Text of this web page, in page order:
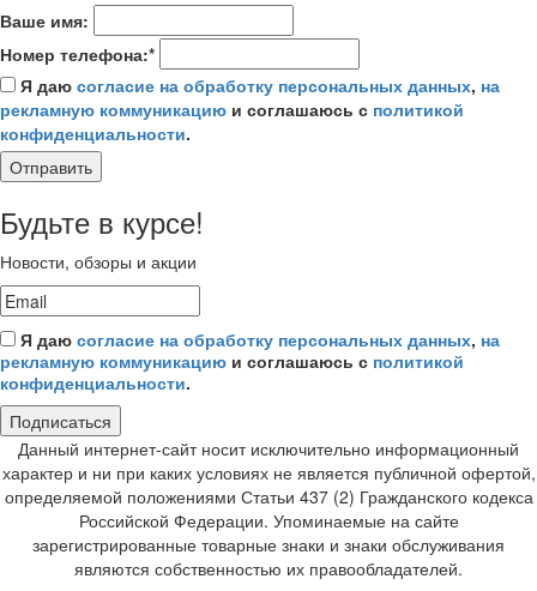
Ваше имя:
Номер телефона:*
Я даю согласие на обработку персональных данных, на
рекламную коммуникацию и соглашаюсь с политикой
конфиденциальности.
Отправить
Будьте в курсе!
Новости, обзоры и акции
Я даю согласие на обработку персональных данных, на
рекламную коммуникацию и соглашаюсь с политикой
конфиденциальности.
Подписаться
Данный интернет-сайт носит исключительно информационный
характер и ни при каких условиях не является публичной офертой,
определяемой положениями Статьи 437 (2) Гражданского кодекса
Российской Федерации. Упоминаемые на сайте
зарегистрированные товарные знаки и знаки обслуживания
являются собственностью их правообладателей.